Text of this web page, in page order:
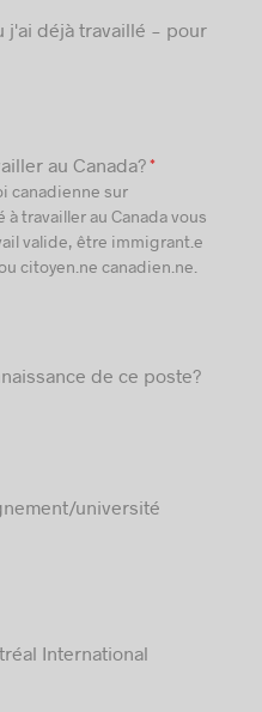
j'ai déjà travaillé - pour
au Canada?*
canadienne sur
travailler au Canada vous
valide, être immigrant.e
citoyen.ne canadien.ne.
de ce poste?
université
International